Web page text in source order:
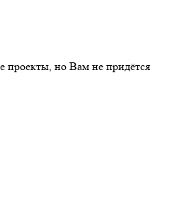
проекты, но Вам не придётся